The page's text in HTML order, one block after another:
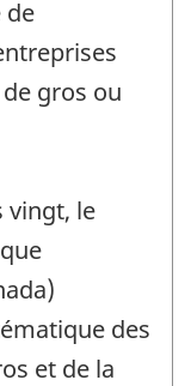
de
gros ou
vingt, le
des
et de la